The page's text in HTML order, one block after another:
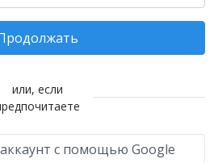
или, если
с помощью Google